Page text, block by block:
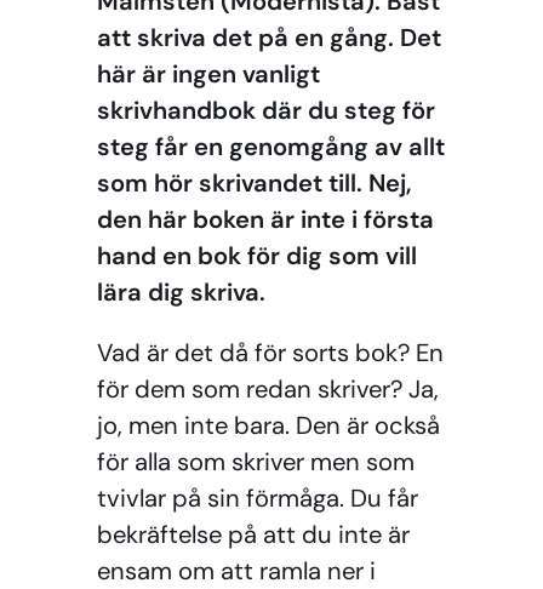
att skriva det på en gång. Det
här är ingen vanligt
skrivhandbok där du steg för
steg får en genomgång av allt
som hör skrivandet till. Nej,
den här boken är inte i första
hand en bok för dig som vill
lära dig skriva.
Vad är det då för sorts bok? En
för dem som redan skriver? Ja,
jo, men inte bara. Den är också
för alla som skriver men som
tvivlar på sin förmåga. Du får
bekräftelse på att du inte är
ensam om att ramla ner i